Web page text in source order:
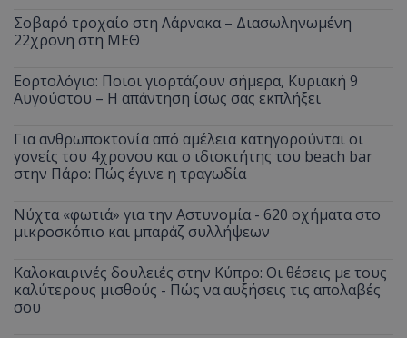
Σοβαρό τροχαίο στη Λάρνακα – Διασωληνωμένη
22χρονη στη ΜΕΘ
Εορτολόγιο: Ποιοι γιορτάζουν σήμερα, Κυριακή 9
Αυγούστου – Η απάντηση ίσως σας εκπλήξει
Για ανθρωποκτονία από αμέλεια κατηγορούνται οι
γονείς του 4χρονου και ο ιδιοκτήτης του beach bar
στην Πάρο: Πώς έγινε η τραγωδία
Νύχτα «φωτιά» για την Αστυνομία - 620 οχήματα στο
μικροσκόπιο και μπαράζ συλλήψεων
Καλοκαιρινές δουλειές στην Κύπρο: Οι θέσεις με τους
καλύτερους μισθούς - Πώς να αυξήσεις τις απολαβές
σου